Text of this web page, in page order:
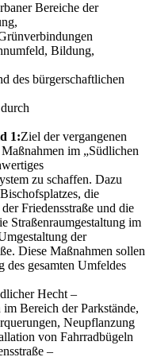
Bereiche der
Bildung,
des bürgerschaftlichen
1:Ziel der vergangenen
im „Südlichen
zu schaffen. Dazu
die
Friedensstraße und die
Straßenraumgestaltung im
der
Diese Maßnahmen sollen
gesamten Umfeldes
Hecht –
Bereich der Parkstände,
Neupflanzung
von Fahrradbügeln
–